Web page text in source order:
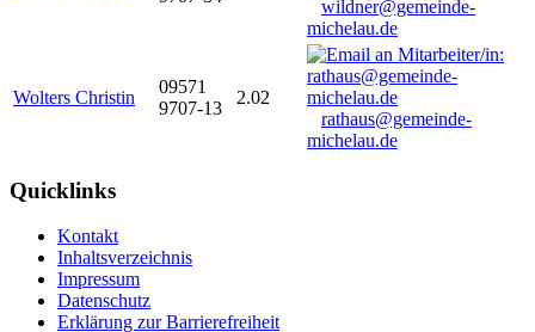
wildner@gemeinde-
michelau.de
Wolters Christin
09571
9707-13
2.02
rathaus@gemeinde-
michelau.de
Quicklinks
Kontakt
Inhaltsverzeichnis
Impressum
Datenschutz
Erklärung zur Barrierefreiheit